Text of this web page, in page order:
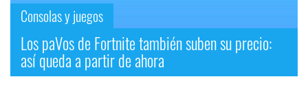
Consolas y juegos
Los paVos de Fortnite también suben su precio:
así queda a partir de ahora